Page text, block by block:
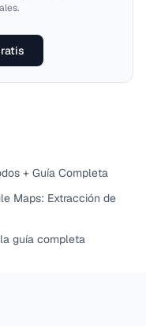
+ Guía Completa
Maps: Extracción de
guía completa